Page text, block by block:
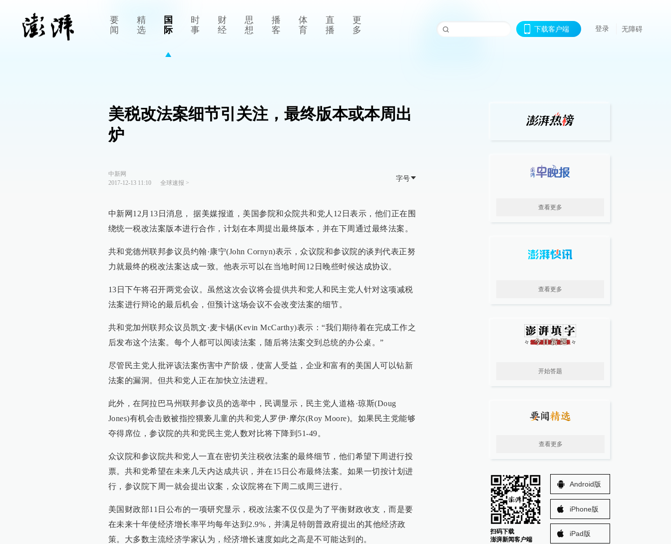
要
闻
精
选
国
际
时
事
财
经
思
想
播
客
体
育
直
播
更
多
下载客户端 登录 无障碍
美税改法案细节引关注，最终版本或本周出
炉
中新网
2017-12-13 11:10
全球速报 >
字号
中新网12月13日消息， 据美媒报道，美国参院和众院共和党人12日表示，他们正在围
绕统一税改法案版本进行合作，计划在本周提出最终版本，并在下周通过最终法案。
共和党德州联邦参议员约翰·康宁(John Cornyn)表示，众议院和参议院的谈判代表正努
力就最终的税改法案达成一致。他表示可以在当地时间12日晚些时候达成协议。
13日下午将召开两党会议。虽然这次会议将会提供共和党人和民主党人针对这项减税
法案进行辩论的最后机会，但预计这场会议不会改变法案的细节。
共和党加州联邦众议员凯文·麦卡锡(Kevin McCarthy)表示：“我们期待着在完成工作之
后发布这个法案。每个人都可以阅读法案，随后将法案交到总统的办公桌。”
尽管民主党人批评该法案伤害中产阶级，使富人受益，企业和富有的美国人可以钻新
法案的漏洞。但共和党人正在加快立法进程。
此外，在阿拉巴马州联邦参议员的选举中，民调显示，民主党人道格·琼斯(Doug
Jones)有机会击败被指控猥亵儿童的共和党人罗伊·摩尔(Roy Moore)。如果民主党能够
夺得席位，参议院的共和党民主党人数对比将下降到51-49。
众议院和参议院共和党人一直在密切关注税收法案的最终细节，他们希望下周进行投
票。共和党希望在未来几天内达成共识，并在15日公布最终法案。如果一切按计划进
行，参议院下周一就会提出议案，众议院将在下周二或周三进行。
美国财政部11日公布的一项研究显示，税改法案不仅仅是为了平衡财政收支，而是要
在未来十年使经济增长率平均每年达到2.9%，并满足特朗普政府提出的其他经济政
策。大多数主流经济学家认为，经济增长速度如此之高是不可能达到的。
查看更多
查看更多
开始答题
查看更多
扫码下载
澎湃新闻客户端
Android版
iPhone版
iPad版